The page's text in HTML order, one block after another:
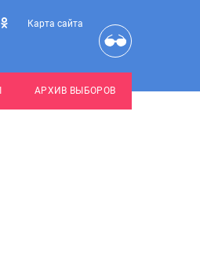
Карта сайта
АРХИВ ВЫБОРОВ